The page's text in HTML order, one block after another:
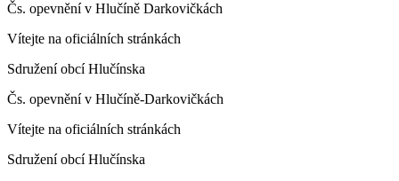
Čs. opevnění v Hlučíně Darkovičkách
Vítejte na oficiálních stránkách
Sdružení obcí Hlučínska
Čs. opevnění v Hlučíně-Darkovičkách
Vítejte na oficiálních stránkách
Sdružení obcí Hlučínska